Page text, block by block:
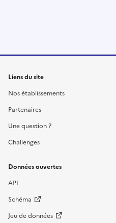
Liens du site
Nos établissements
Partenaires
Une question ?
Challenges
Données ouvertes
API
Schéma
Jeu de données